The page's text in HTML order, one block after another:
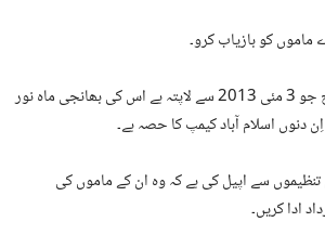
ماموں کو بازیاب کرو۔
خیال رہے کہ جہانزیب بلوچ جو 3 مئی 2013 سے لاپتہ ہے اس کی بھانجی ماہ نور
سے اپیل کی ہے کہ وہ ان کے ماموں کی
ادا کریں۔